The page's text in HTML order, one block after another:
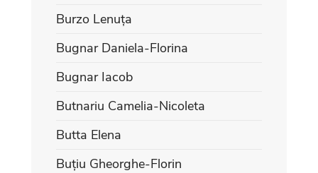
Burzo Lenuța
Bugnar Daniela-Florina
Bugnar Iacob
Butnariu Camelia-Nicoleta
Butta Elena
Buțiu Gheorghe-Florin